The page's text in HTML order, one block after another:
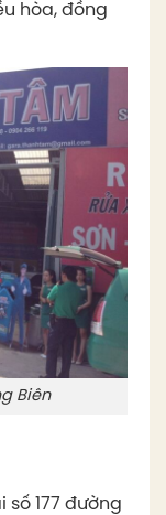
hòa, đồng
Biên
177 đường